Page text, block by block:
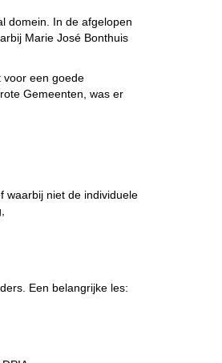
domein. In de afgelopen
Marie José Bonthuis
voor een goede
Gemeenten, was er
waarbij niet de individuele
Een belangrijke les: